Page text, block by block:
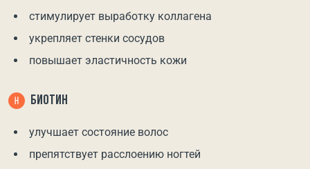
стимулирует выработку коллагена
укрепляет стенки сосудов
повышает эластичность кожи
БИОТИН
улучшает состояние волос
препятствует расслоению ногтей